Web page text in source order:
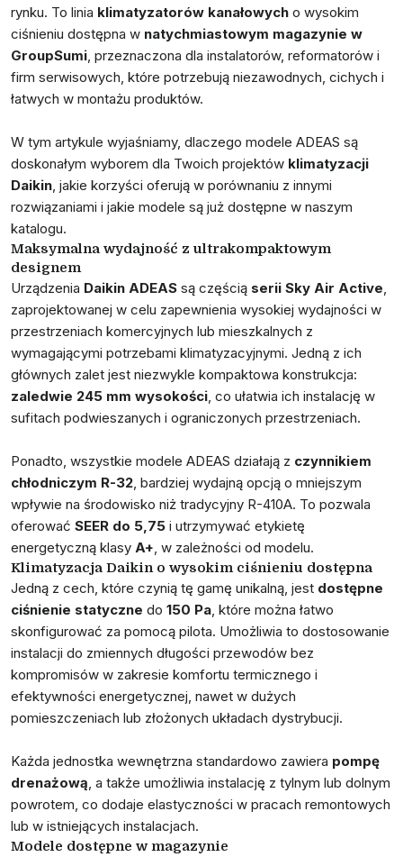
rynku. To linia klimatyzatorów kanałowych o wysokim
ciśnieniu dostępna w natychmiastowym magazynie w
GroupSumi, przeznaczona dla instalatorów, reformatorów i
firm serwisowych, które potrzebują niezawodnych, cichych i
łatwych w montażu produktów.
W tym artykule wyjaśniamy, dlaczego modele ADEAS są
doskonałym wyborem dla Twoich projektów klimatyzacji
Daikin, jakie korzyści oferują w porównaniu z innymi
rozwiązaniami i jakie modele są już dostępne w naszym
katalogu.
Maksymalna wydajność z ultrakompaktowym
designem
Urządzenia Daikin ADEAS są częścią serii Sky Air Active,
zaprojektowanej w celu zapewnienia wysokiej wydajności w
przestrzeniach komercyjnych lub mieszkalnych z
wymagającymi potrzebami klimatyzacyjnymi. Jedną z ich
głównych zalet jest niezwykle kompaktowa konstrukcja:
zaledwie 245 mm wysokości, co ułatwia ich instalację w
sufitach podwieszanych i ograniczonych przestrzeniach​.
Ponadto, wszystkie modele ADEAS działają z czynnikiem
chłodniczym R-32, bardziej wydajną opcją o mniejszym
wpływie na środowisko niż tradycyjny R-410A. To pozwala
oferować SEER do 5,75 i utrzymywać etykietę
energetyczną klasy A+, w zależności od modelu​.
Klimatyzacja Daikin o wysokim ciśnieniu dostępna
Jedną z cech, które czynią tę gamę unikalną, jest dostępne
ciśnienie statyczne do 150 Pa, które można łatwo
skonfigurować za pomocą pilota. Umożliwia to dostosowanie
instalacji do zmiennych długości przewodów bez
kompromisów w zakresie komfortu termicznego i
efektywności energetycznej, nawet w dużych
pomieszczeniach lub złożonych układach dystrybucji​.
Każda jednostka wewnętrzna standardowo zawiera pompę
drenażową, a także umożliwia instalację z tylnym lub dolnym
powrotem, co dodaje elastyczności w pracach remontowych
lub w istniejących instalacjach.
Modele dostępne w magazynie